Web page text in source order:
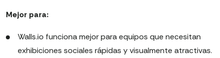
Mejor para:
Walls.io funciona mejor para equipos que necesitan
exhibiciones sociales rápidas y visualmente atractivas.